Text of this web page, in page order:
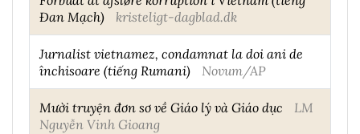
Đan Mạch)
kristeligt-dagblad.dk
Jurnalist vietnamez, condamnat la doi ani de
închisoare (tiếng Rumani)
Novum/AP
Mười truyện đơn sơ về Giáo lý và Giáo dục
LM
Nguyễn Vinh Gioang